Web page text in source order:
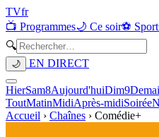
TVfr
📺 Programmes🌙 Ce soir⚽ Sport
🔍
🌙 EN DIRECT
HierSam8Aujourd'huiDim9
ToutMatinMidiAprès-midiSoirée
Accueil › Chaînes › Comédie+